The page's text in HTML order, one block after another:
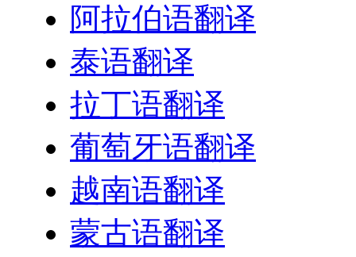
阿拉伯语翻译
泰语翻译
拉丁语翻译
葡萄牙语翻译
越南语翻译
蒙古语翻译